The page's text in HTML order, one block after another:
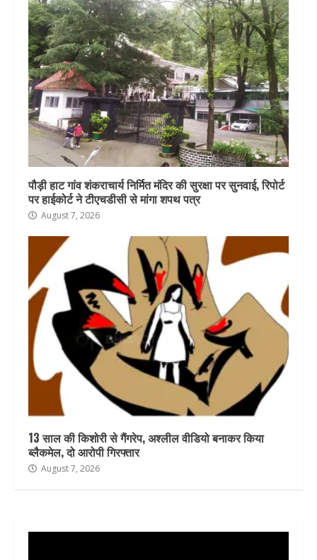
पौड़ी हाट गांव शंकराचार्य निर्मित मंदिर की सुरक्षा पर सुनवाई, रिपोर्ट
पर हाईकोर्ट ने टीएचडीसी से मांगा शपथ पत्र
August 7, 2026
13 साल की किशोरी से गैंगरेप, अश्लील वीडियो बनाकर किया
ब्लैकमेल, दो आरोपी गिरफ्तार
August 7, 2026